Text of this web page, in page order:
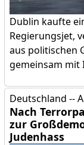
Dublin kaufte
Regierungsjet,
aus politischen
gemeinsam mit
Deutschland --
Nach
zur
Judenhass